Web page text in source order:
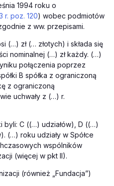
1994 roku o
r. poz. 120) wobec podmiotów
z ww. przepisami.
(…) zł (… złotych) i składa się
nominalnej (…) zł każdy. (…)
połączenia poprzez
B spółka z ograniczoną
z ograniczoną
uchwały z (…) r.
byli: C ((…) udziałów), D ((…)
(…) roku udziały w Spółce
wspólników
(więcej w pkt II).
(również „Fundacja”)